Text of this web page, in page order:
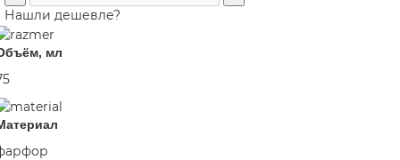
Нашли дешевле?
мл